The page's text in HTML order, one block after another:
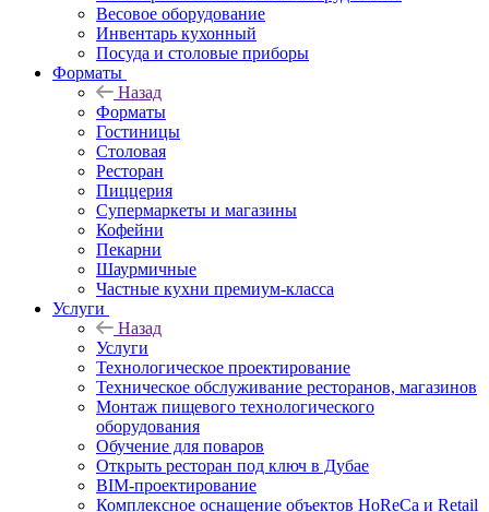
Весовое оборудование
Инвентарь кухонный
Посуда и столовые приборы
Форматы
Назад
Форматы
Гостиницы
Столовая
Ресторан
Пиццерия
Супермаркеты и магазины
Кофейни
Пекарни
Шаурмичные
Частные кухни премиум-класса
Услуги
Назад
Услуги
Технологическое проектирование
Техническое обслуживание ресторанов, магазинов
Монтаж пищевого технологического
оборудования
Обучение для поваров
Открыть ресторан под ключ в Дубае
BIM-проектирование
Комплексное оснащение объектов HoReCa и Retail